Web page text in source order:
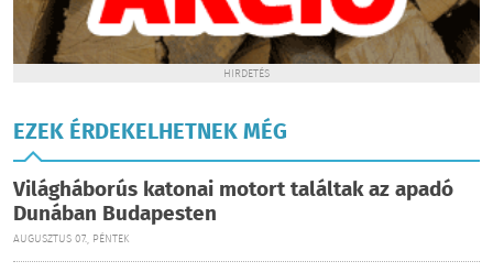
HIRDETÉS
EZEK ÉRDEKELHETNEK MÉG
Világháborús katonai motort találtak az apadó
Dunában Budapesten
AUGUSZTUS 07., PÉNTEK